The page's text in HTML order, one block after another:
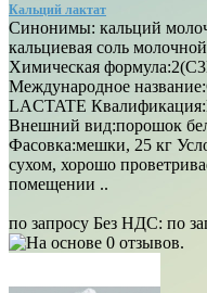
Кальций лактат
Синонимы: кальций
кальциевая соль
Химическая
Международное
LACTATE
Внешний вид:порошок
Фасовка:мешки, 25 кг
сухом, хорошо
помещении ..
по запросу Без НДС: по